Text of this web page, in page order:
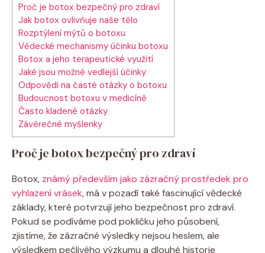
Proč je botox bezpečný pro zdraví
Jak botox ovlivňuje naše tělo
Rozptýlení mýtů o botoxu
Vědecké mechanismy účinku botoxu
Botox a jeho terapeutické využití
Jaké jsou možné vedlejší účinky
Odpovědi na časté otázky o botoxu
Budoucnost botoxu v medicíně
Často kladené otázky
Závěrečné myšlenky
Proč je botox bezpečný pro zdraví
Botox, známý především jako zázračný prostředek pro
vyhlazení vrásek, má v pozadí také fascinující vědecké
základy, které potvrzují jeho bezpečnost pro zdraví.
Pokud se podíváme pod pokličku jeho působení,
zjistíme, že zázračné výsledky nejsou heslem, ale
výsledkem pečlivého výzkumu a dlouhé historie